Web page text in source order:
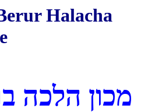
Halacha
מכון הלכה